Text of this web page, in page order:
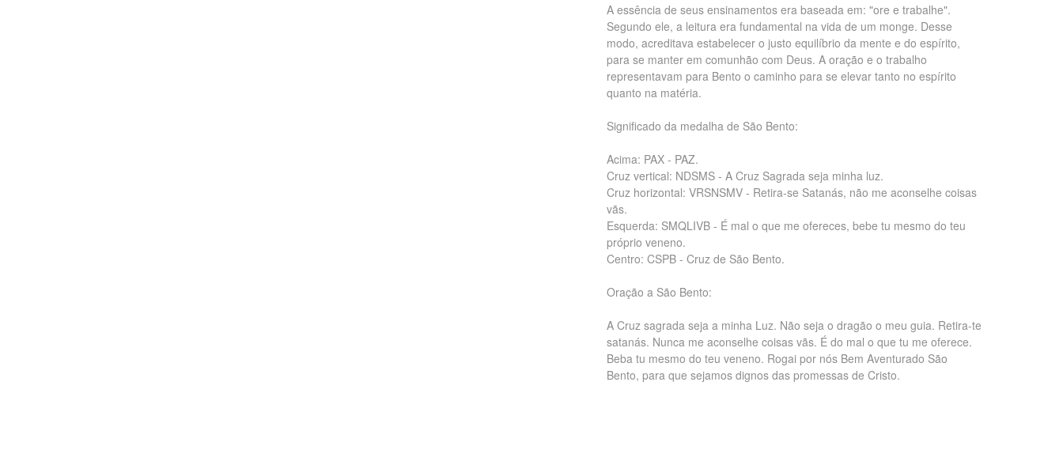
A essência de seus ensinamentos era baseada em: "ore e trabalhe".
Segundo ele, a leitura era fundamental na vida de um monge. Desse
modo, acreditava estabelecer o justo equilíbrio da mente e do espírito,
para se manter em comunhão com Deus. A oração e o trabalho
representavam para Bento o caminho para se elevar tanto no espírito
quanto na matéria.
Significado da medalha de São Bento:
Acima: PAX - PAZ.
Cruz vertical: NDSMS - A Cruz Sagrada seja minha luz.
Cruz horizontal: VRSNSMV - Retira-se Satanás, não me aconselhe coisas
vãs.
Esquerda: SMQLIVB - É mal o que me ofereces, bebe tu mesmo do teu
próprio veneno.
Centro: CSPB - Cruz de São Bento.
Oração a São Bento:
A Cruz sagrada seja a minha Luz. Não seja o dragão o meu guia. Retira-te
satanás. Nunca me aconselhe coisas vãs. É do mal o que tu me oferece.
Beba tu mesmo do teu veneno. Rogai por nós Bem Aventurado São
Bento, para que sejamos dignos das promessas de Cristo.